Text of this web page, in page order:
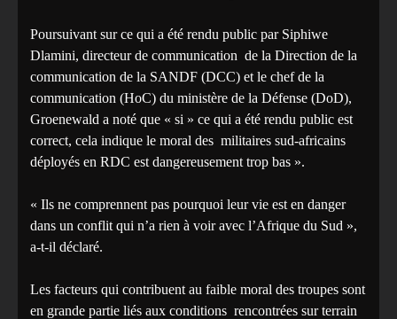
Poursuivant sur ce qui a été rendu public par Siphiwe
Dlamini, directeur de communication de la Direction de la
communication de la SANDF (DCC) et le chef de la
communication (HoC) du ministère de la Défense (DoD),
Groenewald a noté que « si » ce qui a été rendu public est
correct, cela indique le moral des militaires sud-africains
déployés en RDC est dangereusement trop bas ».
« Ils ne comprennent pas pourquoi leur vie est en danger
dans un conflit qui n’a rien à voir avec l’Afrique du Sud »,
a-t-il déclaré.
Les facteurs qui contribuent au faible moral des troupes sont
en grande partie liés aux conditions rencontrées sur terrain